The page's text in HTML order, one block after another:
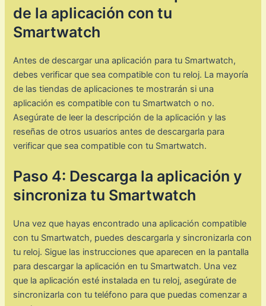
de la aplicación con tu
Smartwatch
Antes de descargar una aplicación para tu Smartwatch,
debes verificar que sea compatible con tu reloj. La mayoría
de las tiendas de aplicaciones te mostrarán si una
aplicación es compatible con tu Smartwatch o no.
Asegúrate de leer la descripción de la aplicación y las
reseñas de otros usuarios antes de descargarla para
verificar que sea compatible con tu Smartwatch.
Paso 4: Descarga la aplicación y
sincroniza tu Smartwatch
Una vez que hayas encontrado una aplicación compatible
con tu Smartwatch, puedes descargarla y sincronizarla con
tu reloj. Sigue las instrucciones que aparecen en la pantalla
para descargar la aplicación en tu Smartwatch. Una vez
que la aplicación esté instalada en tu reloj, asegúrate de
sincronizarla con tu teléfono para que puedas comenzar a